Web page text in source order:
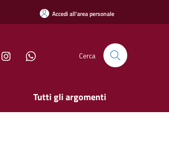
Accedi all'area personale
Cerca
Tutti gli argomenti